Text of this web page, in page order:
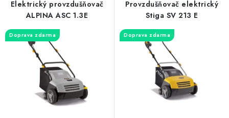
d
u
p
o
d
Elektrický provzdušňovač
ALPINA ASC 1.3E
Doprava zdarma
Provzdušňovač elektrický
Stiga SV 213 E
Doprava zdarma